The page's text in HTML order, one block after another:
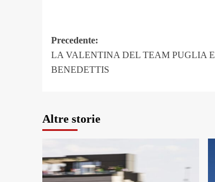
Navigazione
articolo
Precedente:
LA VALENTINA DEL TEAM PUGLIA
BENEDETTIS
Altre storie